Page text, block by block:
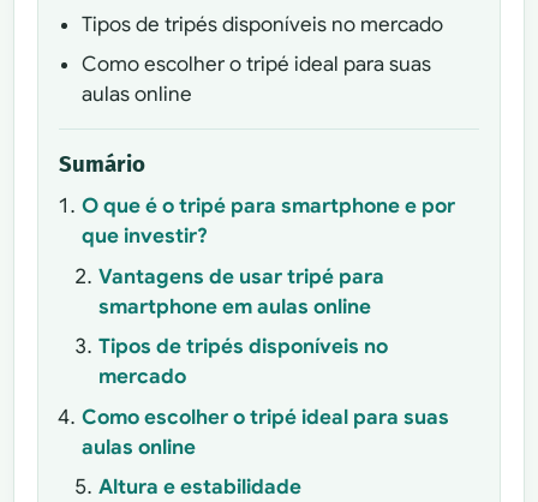
Tipos de tripés disponíveis no mercado
Como escolher o tripé ideal para suas
aulas online
Sumário
O que é o tripé para smartphone e por
que investir?
Vantagens de usar tripé para
smartphone em aulas online
Tipos de tripés disponíveis no
mercado
Como escolher o tripé ideal para suas
aulas online
Altura e estabilidade